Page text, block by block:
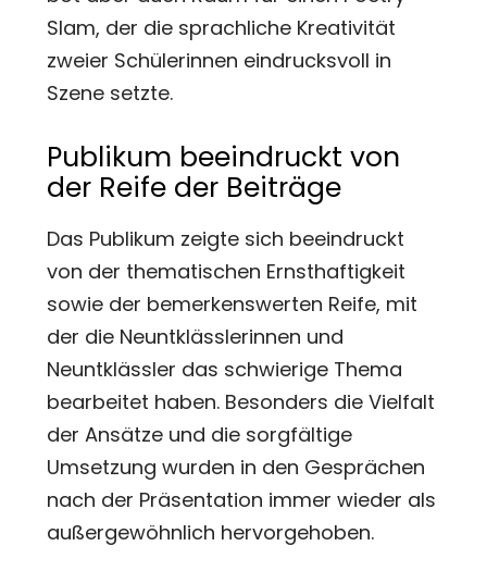
Slam, der die sprachliche Kreativität
zweier Schülerinnen eindrucksvoll in
Szene setzte.
Publikum beeindruckt von
der Reife der Beiträge
Das Publikum zeigte sich beeindruckt
von der thematischen Ernsthaftigkeit
sowie der bemerkenswerten Reife, mit
der die Neuntklässlerinnen und
Neuntklässler das schwierige Thema
bearbeitet haben. Besonders die Vielfalt
der Ansätze und die sorgfältige
Umsetzung wurden in den Gesprächen
nach der Präsentation immer wieder als
außergewöhnlich hervorgehoben.